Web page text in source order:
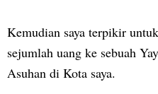
Kemudian saya terpikir
sejumlah uang ke sebuah
Asuhan di Kota saya.